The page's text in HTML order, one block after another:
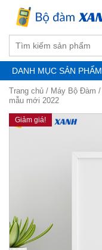
DANH MỤC SẢN PHẨM
Trang chủ / Máy Bộ Đàm /
mẫu mới 2022
Giảm giá!